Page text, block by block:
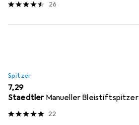
26
Spitzer
EUR
7,29
Staedtler Manueller Bleistiftspitzer
22